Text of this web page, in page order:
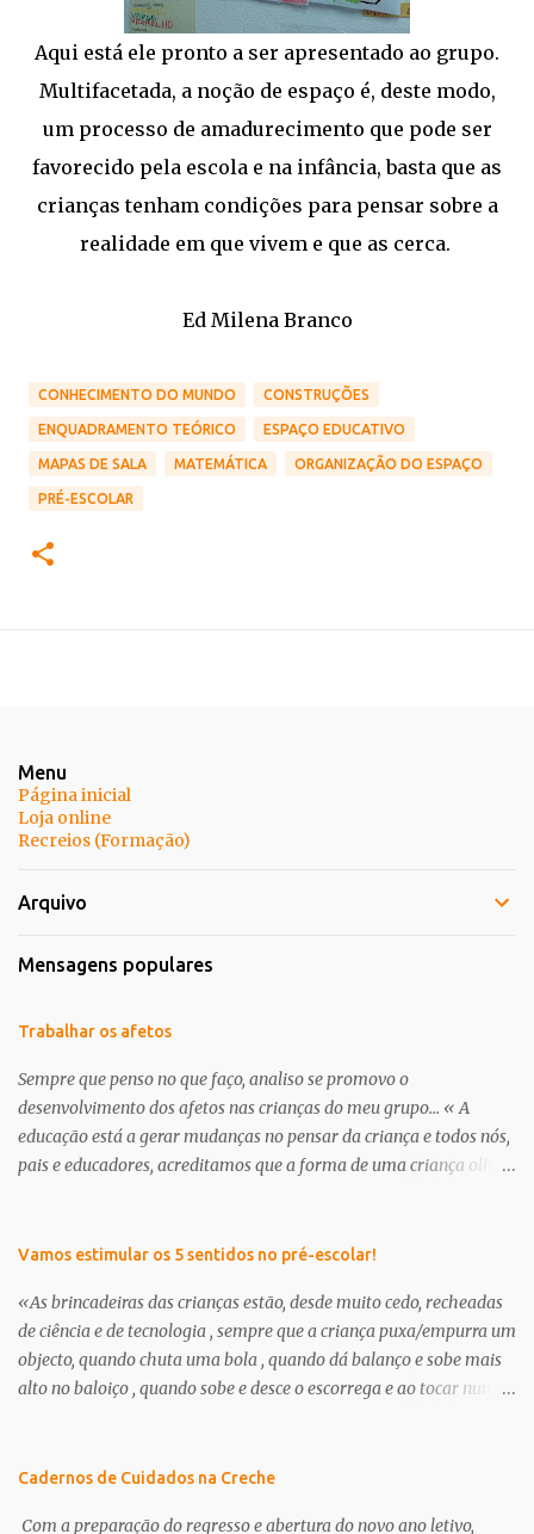
Aqui está ele pronto a ser apresentado ao grupo.
Multifacetada, a noção de espaço é, deste modo,
um processo de amadurecimento que pode ser
favorecido pela escola e na infância, basta que as
crianças tenham condições para pensar sobre a
realidade em que vivem e que as cerca.
Ed Milena Branco
CONHECIMENTO DO MUNDO CONSTRUÇÕES
ENQUADRAMENTO TEÓRICO ESPAÇO EDUCATIVO
MAPAS DE SALA MATEMÁTICA ORGANIZAÇÃO DO ESPAÇO
PRÉ-ESCOLAR
Menu
Página inicial
Loja online
Recreios (Formação)
Arquivo
Mensagens populares
Trabalhar os afetos
Sempre que penso no que faço, analiso se promovo o
desenvolvimento dos afetos nas crianças do meu grupo... « A
educação está a gerar mudanças no pensar da criança e todos nós,
pais e educadores, acreditamos que a forma de uma criança olhar
“nova” infância. Uma infância que tem de respeitar os seus
através da brincadeira, desenvolver os seus afetos tanto com as
suas outras potencialidades.» in, projeto curricular de sala ano
2012/13, educadora Milena Branco Continuamos a encontrar dias
específicos para abordar a amizade, o outro, enfim, cada um dá-
amigo? O que se dá/recebe de um amigo? Deixo-vos hoje algumas
Vamos estimular os 5 sentidos no pré-escolar!
«As brincadeiras das crianças estão, desde muito cedo, recheadas
de ciência e de tecnologia , sempre que a criança puxa/empurra um
objecto, quando chuta uma bola , quando dá balanço e sobe mais
alto no baloiço , quando sobe e desce o escorrega e ao tocar num
quando prova uma goma e sente como é doce, ou quando pega um
Cadernos de Cuidados na Creche
Com a preparação do regresso e abertura do novo ano letivo,